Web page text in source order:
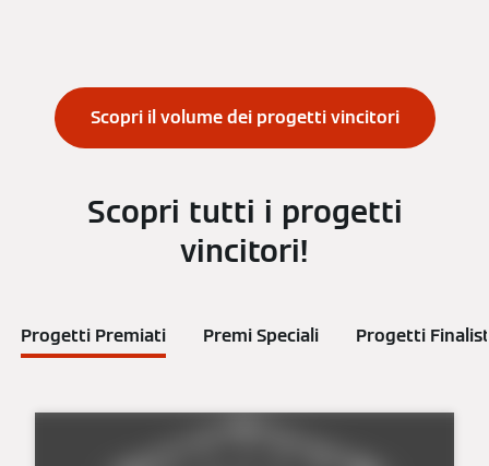
Scopri il volume dei progetti vincitori
Scopri tutti i progetti
vincitori!
Progetti Premiati Premi Speciali Progetti